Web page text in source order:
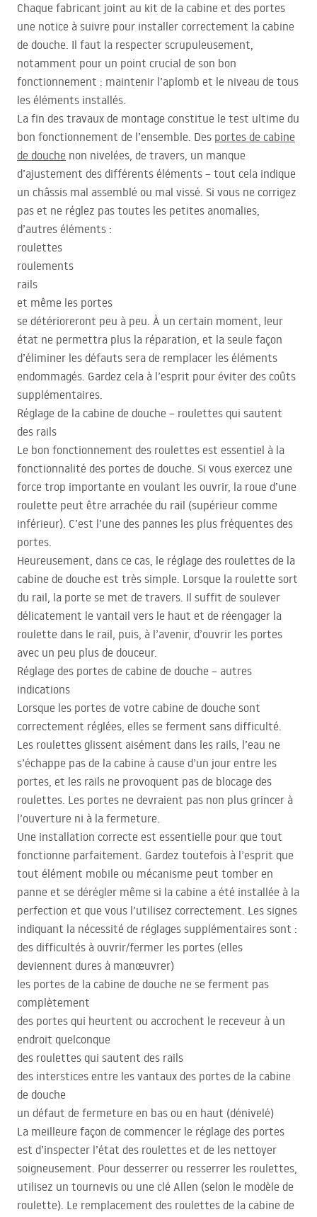
Chaque fabricant joint au kit de la cabine et des portes
une notice à suivre pour installer correctement la cabine
de douche. Il faut la respecter scrupuleusement,
notamment pour un point crucial de son bon
fonctionnement : maintenir l’aplomb et le niveau de tous
les éléments installés.
La fin des travaux de montage constitue le test ultime du
bon fonctionnement de l’ensemble. Des portes de cabine
de douche non nivelées, de travers, un manque
d’ajustement des différents éléments – tout cela indique
un châssis mal assemblé ou mal vissé. Si vous ne corrigez
pas et ne réglez pas toutes les petites anomalies,
d’autres éléments :
roulettes
roulements
rails
et même les portes
se détérioreront peu à peu. À un certain moment, leur
état ne permettra plus la réparation, et la seule façon
d’éliminer les défauts sera de remplacer les éléments
endommagés. Gardez cela à l’esprit pour éviter des coûts
supplémentaires.
Réglage de la cabine de douche – roulettes qui sautent
des rails
Le bon fonctionnement des roulettes est essentiel à la
fonctionnalité des portes de douche. Si vous exercez une
force trop importante en voulant les ouvrir, la roue d’une
roulette peut être arrachée du rail (supérieur comme
inférieur). C’est l’une des pannes les plus fréquentes des
portes.
Heureusement, dans ce cas, le réglage des roulettes de la
cabine de douche est très simple. Lorsque la roulette sort
du rail, la porte se met de travers. Il suffit de soulever
délicatement le vantail vers le haut et de réengager la
roulette dans le rail, puis, à l’avenir, d’ouvrir les portes
avec un peu plus de douceur.
Réglage des portes de cabine de douche – autres
indications
Lorsque les portes de votre cabine de douche sont
correctement réglées, elles se ferment sans difficulté.
Les roulettes glissent aisément dans les rails, l’eau ne
s’échappe pas de la cabine à cause d’un jour entre les
portes, et les rails ne provoquent pas de blocage des
roulettes. Les portes ne devraient pas non plus grincer à
l’ouverture ni à la fermeture.
Une installation correcte est essentielle pour que tout
fonctionne parfaitement. Gardez toutefois à l’esprit que
tout élément mobile ou mécanisme peut tomber en
panne et se dérégler même si la cabine a été installée à la
perfection et que vous l’utilisez correctement. Les signes
indiquant la nécessité de réglages supplémentaires sont :
des difficultés à ouvrir/fermer les portes (elles
deviennent dures à manœuvrer)
les portes de la cabine de douche ne se ferment pas
complètement
des portes qui heurtent ou accrochent le receveur à un
endroit quelconque
des roulettes qui sautent des rails
des interstices entre les vantaux des portes de la cabine
de douche
un défaut de fermeture en bas ou en haut (dénivelé)
La meilleure façon de commencer le réglage des portes
est d’inspecter l’état des roulettes et de les nettoyer
soigneusement. Pour desserrer ou resserrer les roulettes,
utilisez un tournevis ou une clé Allen (selon le modèle de
roulette). Le remplacement des roulettes de la cabine de